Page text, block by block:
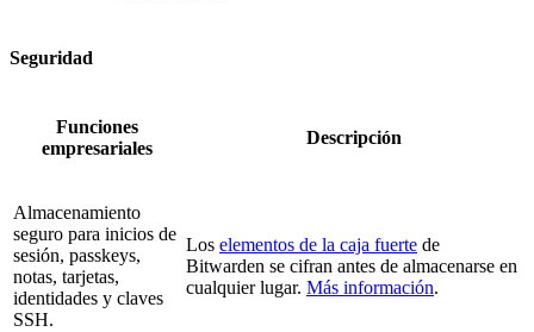
Seguridad
Funciones
empresariales
Descripción
Almacenamiento
seguro para inicios de
sesión, passkeys,
notas, tarjetas,
identidades y claves
SSH.
Los elementos de la caja fuerte de
Bitwarden se cifran antes de almacenarse en
cualquier lugar. Más información.